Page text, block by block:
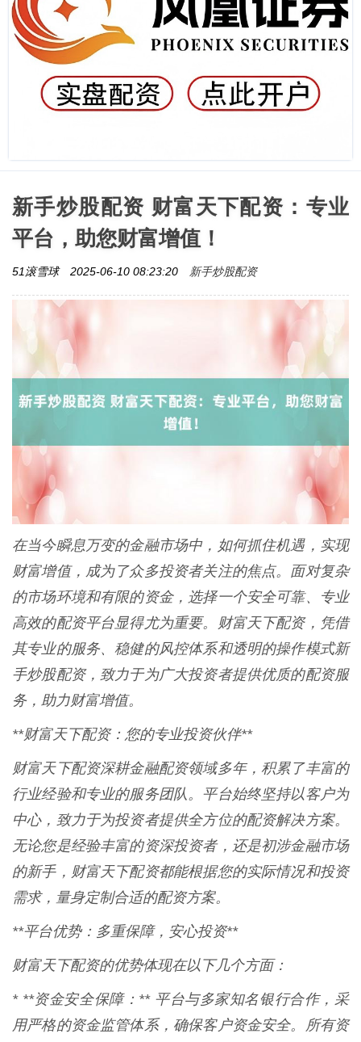
新手炒股配资 财富天下配资：专业
平台，助您财富增值！
51滚雪球 2025-06-10 08:23:20 新手炒股配资
在当今瞬息万变的金融市场中，如何抓住机遇，实现
财富增值，成为了众多投资者关注的焦点。面对复杂
的市场环境和有限的资金，选择一个安全可靠、专业
高效的配资平台显得尤为重要。财富天下配资，凭借
其专业的服务、稳健的风控体系和透明的操作模式新
手炒股配资，致力于为广大投资者提供优质的配资服
务，助力财富增值。
**财富天下配资：您的专业投资伙伴**
财富天下配资深耕金融配资领域多年，积累了丰富的
行业经验和专业的服务团队。平台始终坚持以客户为
中心，致力于为投资者提供全方位的配资解决方案。
无论您是经验丰富的资深投资者，还是初涉金融市场
的新手，财富天下配资都能根据您的实际情况和投资
需求，量身定制合适的配资方案。
**平台优势：多重保障，安心投资**
财富天下配资的优势体现在以下几个方面：
* **资金安全保障：** 平台与多家知名银行合作，采
用严格的资金监管体系，确保客户资金安全。所有资